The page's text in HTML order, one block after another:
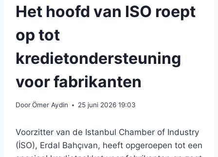
Het hoofd van ISO roept
op tot
kredietondersteuning
voor fabrikanten
DoorÖmer Aydin 25 juni 2026 19:03
Voorzitter van de Istanbul Chamber of Industry
(İSO), Erdal Bahçıvan, heeft opgeroepen tot een